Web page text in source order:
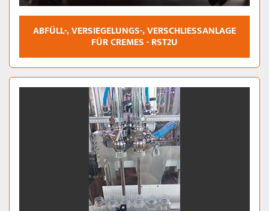
ABFÜLL-, VERSIEGELUNGS-, VERSCHLIESSANLAGE F
ÜR CREMES - RST2U